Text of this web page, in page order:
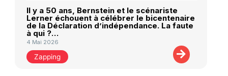
Il y a 50 ans, Bernstein et le scénariste
Lerner échouent à célébrer le bicentenaire
de la Déclaration d’indépendance. La faute
à qui ?…
4 Mai 2026
Zapping